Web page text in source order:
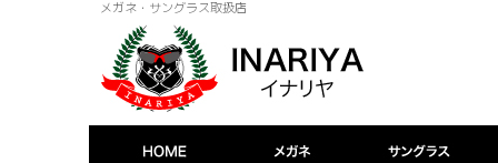
メガネ・サングラス取扱店